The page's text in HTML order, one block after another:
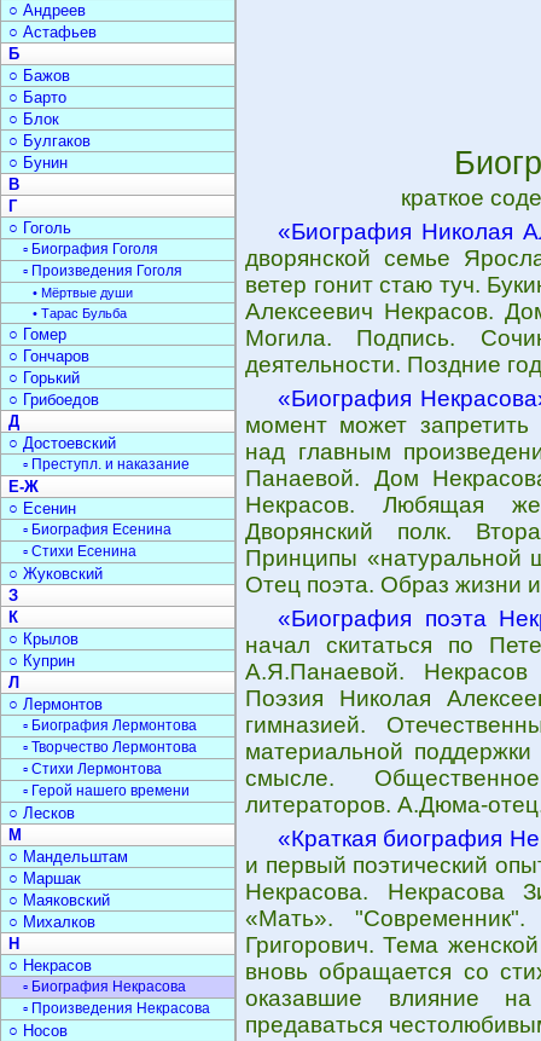
краткое
«Биография Николая
дворянской семье
ветер гонит стаю туч.
Алексеевич Некрасов.
Могила. Подпись.
деятельности. Поздние
«Биография
момент может
над главным
Панаевой. Дом
Некрасов. Любящая
Дворянский полк.
Принципы «натуральной
Отец поэта. Образ жизни
«Биография поэта
начал скитаться по
А.Я.Панаевой.
Поэзия Николая
гимназией.
материальной
смысле.
литераторов. А.Дюма-
«Краткая биография
и первый поэтический
Некрасова. Некрасова
«Мать».
Григорович. Тема
вновь обращается со
оказавшие влияние
предаваться
○ Андреев
○ Астафьев
Б
○ Бажов
○ Барто
○ Блок
○ Булгаков
○ Бунин
В
Г
○ Гоголь
▫ Биография Гоголя
▫ Произведения Гоголя
• Мёртвые души
• Тарас Бульба
○ Гомер
○ Гончаров
○ Горький
○ Грибоедов
Д
○ Достоевский
▫ Преступл. и наказание
Е-Ж
○ Есенин
▫ Биография Есенина
▫ Стихи Есенина
○ Жуковский
З
К
○ Крылов
○ Куприн
Л
○ Лермонтов
▫ Биография Лермонтова
▫ Творчество Лермонтова
▫ Стихи Лермонтова
▫ Герой нашего времени
○ Лесков
М
○ Мандельштам
○ Маршак
○ Маяковский
○ Михалков
Н
○ Некрасов
▫ Биография Некрасова
▫ Произведения Некрасова
○ Носов